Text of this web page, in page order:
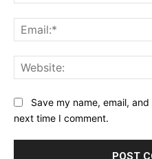
Save my name, email,
next time I comment.